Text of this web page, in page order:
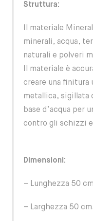
Struttura:
Il materiale
minerali, acqua,
naturali e polveri
Il materiale è
creare una finitura
metallica, sigillata
base d’acqua per
contro gli schizzi e
Dimensioni:
– Lunghezza 50
– Larghezza 50 cm.